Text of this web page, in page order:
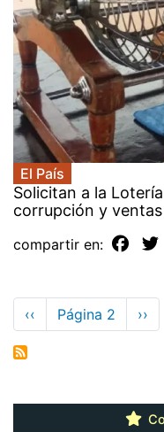
El País
Solicitan a la
corrupción y
compartir en:
Paginación
Página
anterior
‹‹ Página 2 ››